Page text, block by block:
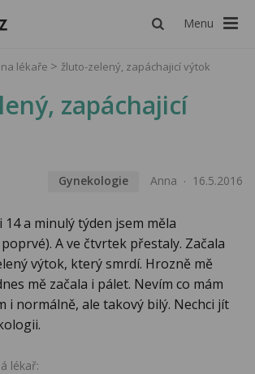
Menu
lékaře žluto-zelený, zapáchajicí výtok
zapáchajicí
Gynekologie Anna 16.5.2016
14 a minulý týden jsem měla
A ve čtvrtek přestaly. Začala
výtok, který smrdí. Hrozně mě
mě začala i pálet. Nevím co mám
i normálně, ale takový bilý. Nechci jít
lékař: